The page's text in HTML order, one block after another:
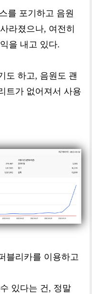
를 포기하고 음원
라졌으나, 여전히
을 내고 있다.
도 하고, 음원도 괜
트가 없어져서 사용
블리카를 이용하고
있다는 건, 정말